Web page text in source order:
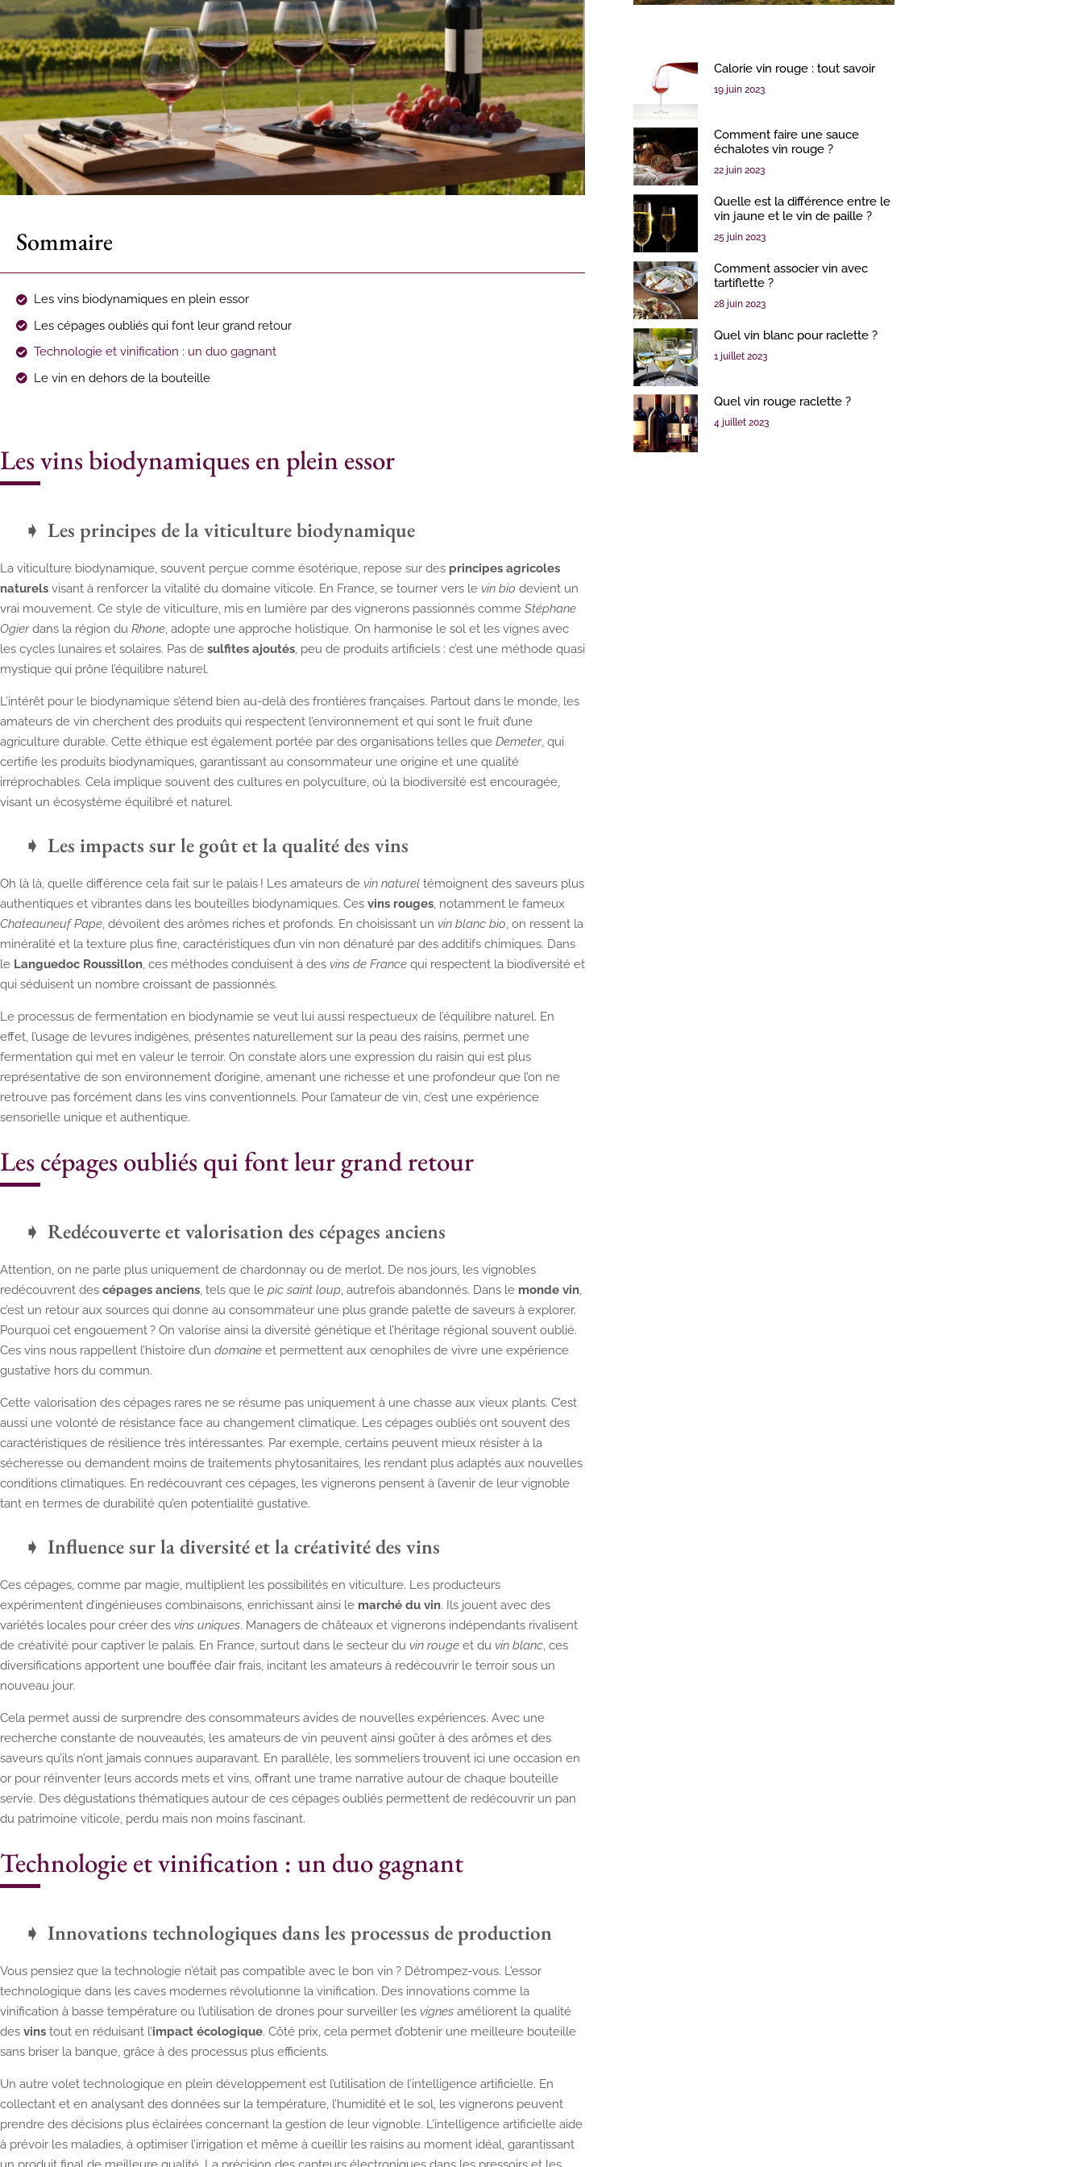
Sommaire
Les vins biodynamiques en plein essor
Les cépages oubliés qui font leur grand retour
Technologie et vinification : un duo gagnant
Le vin en dehors de la bouteille
Les vins biodynamiques en plein essor
Les principes de la viticulture biodynamique
La viticulture biodynamique, souvent perçue comme ésotérique, repose sur des principes agricoles
naturels visant à renforcer la vitalité du domaine viticole. En France, se tourner vers le vin bio devient un
vrai mouvement. Ce style de viticulture, mis en lumière par des vignerons passionnés comme Stéphane
Ogierdans la région du Rhone, adopte une approche holistique. On harmonise le sol et les vignes avec
les cycles lunaires et solaires. Pas de sulfites ajoutés, peu de produits artificiels : c’est une méthode quasi
mystique qui prône l’équilibre naturel.
L’intérêt pour le biodynamique s’étend bien au-delà des frontières françaises. Partout dans le monde, les
amateurs de vin cherchent des produits qui respectent l’environnement et qui sont le fruit d’une
agriculture durable. Cette éthique est également portée par des organisations telles que Demeter, qui
certifie les produits biodynamiques, garantissant au consommateur une origine et une qualité
irréprochables. Cela implique souvent des cultures en polyculture, où la biodiversité est encouragée,
visant un écosystème équilibré et naturel.
Les impacts sur le goût et la qualité des vins
Oh là là, quelle différence cela fait sur le palais ! Les amateurs de vin naturel témoignent des saveurs plus
authentiques et vibrantes dans les bouteilles biodynamiques. Ces vins rouges, notamment le fameux
Chateauneuf Pape, dévoilent des arômes riches et profonds. En choisissant un vin blanc bio, on ressent la
minéralité et la texture plus fine, caractéristiques d’un vin non dénaturé par des additifs chimiques. Dans
le Languedoc Roussillon, ces méthodes conduisent à des vins de France qui respectent la biodiversité et
qui séduisent un nombre croissant de passionnés.
Le processus de fermentation en biodynamie se veut lui aussi respectueux de l’équilibre naturel. En
effet, l’usage de levures indigènes, présentes naturellement sur la peau des raisins, permet une
fermentation qui met en valeur le terroir. On constate alors une expression du raisin qui est plus
représentative de son environnement d’origine, amenant une richesse et une profondeur que l’on ne
retrouve pas forcément dans les vins conventionnels. Pour l’amateur de vin, c’est une expérience
sensorielle unique et authentique.
Les cépages oubliés qui font leur grand retour
Redécouverte et valorisation des cépages anciens
Attention, on ne parle plus uniquement de chardonnay ou de merlot. De nos jours, les vignobles
redécouvrent des cépages anciens, tels que le pic saint loup, autrefois abandonnés. Dans le monde vin,
c’est un retour aux sources qui donne au consommateur une plus grande palette de saveurs à explorer.
Pourquoi cet engouement ? On valorise ainsi la diversité génétique et l’héritage régional souvent oublié.
Ces vins nous rappellent l’histoire d’un domaine et permettent aux œnophiles de vivre une expérience
gustative hors du commun.
Cette valorisation des cépages rares ne se résume pas uniquement à une chasse aux vieux plants. C’est
aussi une volonté de résistance face au changement climatique. Les cépages oubliés ont souvent des
caractéristiques de résilience très intéressantes. Par exemple, certains peuvent mieux résister à la
sécheresse ou demandent moins de traitements phytosanitaires, les rendant plus adaptés aux nouvelles
conditions climatiques. En redécouvrant ces cépages, les vignerons pensent à l’avenir de leur vignoble
tant en termes de durabilité qu’en potentialité gustative.
Influence sur la diversité et la créativité des vins
Ces cépages, comme par magie, multiplient les possibilités en viticulture. Les producteurs
expérimentent d’ingénieuses combinaisons, enrichissant ainsi le marché du vin. Ils jouent avec des
variétés locales pour créer des vins uniques. Managers de châteaux et vignerons indépendants rivalisent
de créativité pour captiver le palais. En France, surtout dans le secteur du vin rouge et du vin blanc, ces
diversifications apportent une bouffée d’air frais, incitant les amateurs à redécouvrir le terroir sous un
nouveau jour.
Cela permet aussi de surprendre des consommateurs avides de nouvelles expériences. Avec une
recherche constante de nouveautés, les amateurs de vin peuvent ainsi goûter à des arômes et des
saveurs qu’ils n’ont jamais connues auparavant. En parallèle, les sommeliers trouvent ici une occasion en
or pour réinventer leurs accords mets et vins, offrant une trame narrative autour de chaque bouteille
servie. Des dégustations thématiques autour de ces cépages oubliés permettent de redécouvrir un pan
du patrimoine viticole, perdu mais non moins fascinant.
Technologie et vinification : un duo gagnant
Innovations technologiques dans les processus de production
Vous pensiez que la technologie n’était pas compatible avec le bon vin ? Détrompez-vous. L’essor
technologique dans les caves modernes révolutionne la vinification. Des innovations comme la
vinification à basse température ou l’utilisation de drones pour surveiller les vignes améliorent la qualité
des vins tout en réduisant l’impact écologique. Côté prix, cela permet d’obtenir une meilleure bouteille
sans briser la banque, grâce à des processus plus efficients.
Un autre volet technologique en plein développement est l’utilisation de l’intelligence artificielle. En
collectant et en analysant des données sur la température, l’humidité et le sol, les vignerons peuvent
prendre des décisions plus éclairées concernant la gestion de leur vignoble. L’intelligence artificielle aide
à prévoir les maladies, à optimiser l’irrigation et même à cueillir les raisins au moment idéal, garantissant
Calorie vin rouge : tout savoir
19 juin 2023
Comment faire une sauce
échalotes vin rouge ?
22 juin 2023
Quelle est la différence entre le
vin jaune et le vin de paille ?
25 juin 2023
Comment associer vin avec
tartiflette ?
28 juin 2023
Quel vin blanc pour raclette ?
1 juillet 2023
Quel vin rouge raclette ?
4 juillet 2023